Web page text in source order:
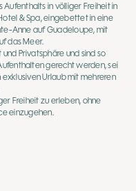
Aufenthalts in völliger Freiheit in
& Spa, eingebettet in eine
Anne auf Guadeloupe, mit
das Meer.
Privatsphäre und sind so
gerecht werden, sei
Urlaub mit mehreren
Freiheit zu erleben, ohne
einzugehen.